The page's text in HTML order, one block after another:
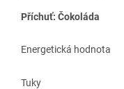
Příchuť: Čokoláda
Energetická hodnota
Tuky